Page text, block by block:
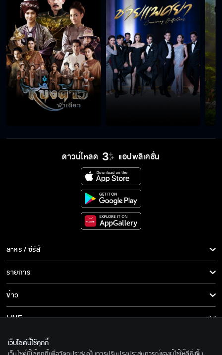
อะไรที่จะทำให้เรากลับไปเหมือนเดิม
อย่าอยากจูบเค้าตอนนี้ นี่มันไม่ใช่เวลา
ต่อไปนี้ชีวิตหนูจะมีฉันอีกคน
อย่าเที่ยวแชร์โลเคชั่นให้ใคร
ลากไปกินที่อื่น
ดาวน์โหลด แอปพลิเคชั่น
ละคร / ซีรีส์
ละคร/ซีรีส์
ซีรีส์นานาชาติ
การ์ตูน & เกม
รายการ
รายการทั้งหมด
ข่าว
ข่าวทั้งหมด
ข่าวประชาสัมพันธ์
LIVE
เกี่ยวกับเรา
เว็บไซต์นี้ใช้คุกกี้